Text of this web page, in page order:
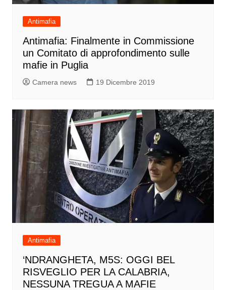
Antimafia
Antimafia: Finalmente in Commissione
un Comitato di approfondimento sulle
mafie in Puglia
Camera news 19 Dicembre 2019
Antimafia
‘NDRANGHETA, M5S: OGGI BEL
RISVEGLIO PER LA CALABRIA,
NESSUNA TREGUA A MAFIE